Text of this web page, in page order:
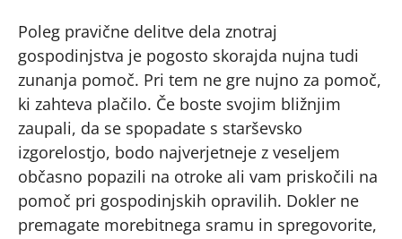
Poleg pravične delitve dela znotraj
gospodinjstva je pogosto skorajda nujna tudi
zunanja pomoč. Pri tem ne gre nujno za pomoč,
ki zahteva plačilo. Če boste svojim bližnjim
zaupali, da se spopadate s starševsko
izgorelostjo, bodo najverjetneje z veseljem
občasno popazili na otroke ali vam priskočili na
pomoč pri gospodinjskih opravilih. Dokler ne
premagate morebitnega sramu in spregovorite,